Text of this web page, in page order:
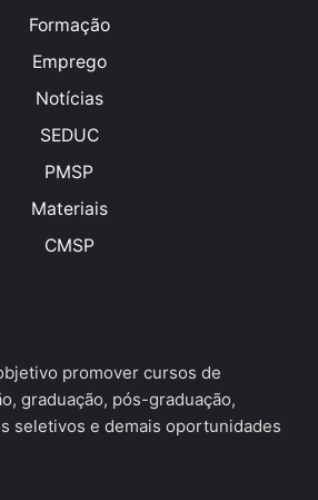
Formação
Emprego
Notícias
SEDUC
PMSP
Materiais
CMSP
promover cursos de
graduação, pós-graduação,
seletivos e demais oportunidades